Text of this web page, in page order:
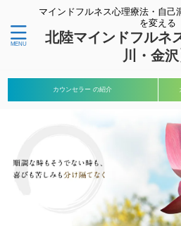
マインドフルネス心理療法・自己
を変える
北陸マインドフルネ
川・金沢
カウンセラー の紹介